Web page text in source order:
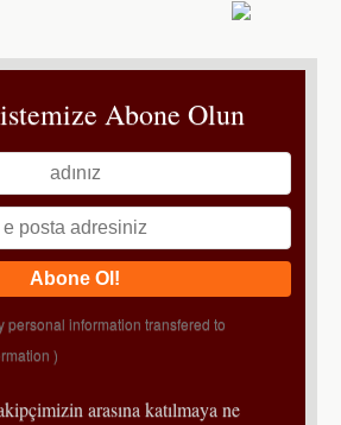
Abone Olun
personal information transfered to
)
arasına katılmaya ne